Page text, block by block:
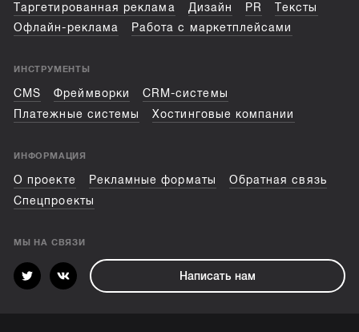
Таргетированная реклама
Дизайн PR
Тексты
Офлайн-реклама
Работа с маркетплейсами
ИНСТРУМЕНТЫ
CMS Фреймворки
CRM-системы
Платежные системы
Хостинговые компании
ИНФОРМАЦИЯ
О проекте Рекламные форматы
Обратная связь
Спецпроекты
МЫ НА СВЯЗИ
Написать нам